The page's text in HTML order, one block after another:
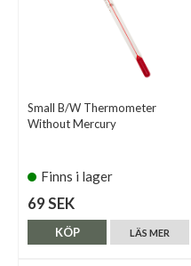
Small B/W Thermometer
Without Mercury
Finns i lager
69 SEK
LÄS MER
KÖP